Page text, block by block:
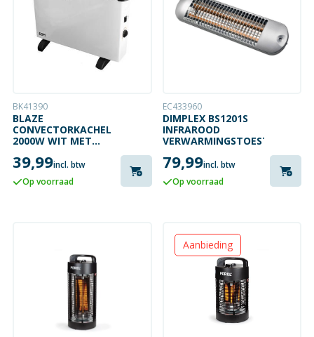
BK41390
BLAZE
CONVECTORKACHEL
2000W WIT MET
WARMTESTANDEN
39,99incl. btw
Op voorraad
EC433960
DIMPLEX BS1201S
INFRAROOD
VERWARMINGSTOESTEL
79,99incl. btw
Op voorraad
Aanbieding